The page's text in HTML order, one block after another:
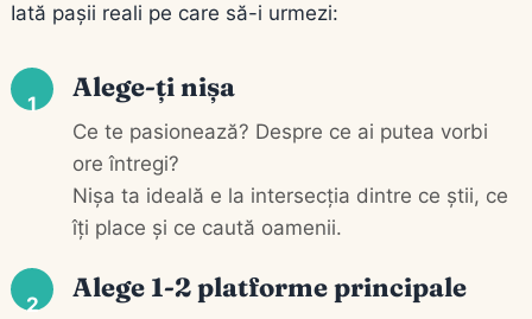
Iată pașii reali pe care să-i urmezi:
1
Alege-ți nișa
Ce te pasionează? Despre ce ai putea vorbi
ore întregi?
Nișa ta ideală e la intersecția dintre ce știi, ce
îți place și ce caută oamenii.
2
Alege 1-2 platforme principale